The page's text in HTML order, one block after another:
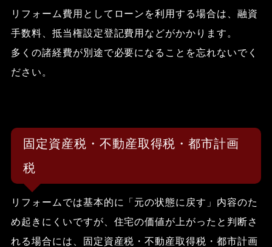
リフォーム費用としてローンを利用する場合は、融資
手数料、抵当権設定登記費用などがかかります。
多くの諸経費が別途で必要になることを忘れないでく
ださい。
固定資産税・不動産取得税・都市計画
税
リフォームでは基本的に「元の状態に戻す」内容のた
め起きにくいですが、住宅の価値が上がったと判断さ
れる場合には、固定資産税・不動産取得税・都市計画